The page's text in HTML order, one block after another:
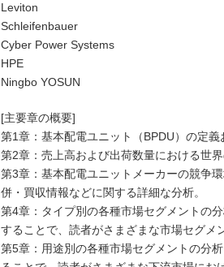
Leviton
Schleifenbauer
Cyber Power Systems
HPE
Ningbo YOSUN
[主要章の概要]
第1章：基本配電ユニット（BPDU）の定義
第2章：売上高および出荷数量における世
第3章：基本配電ユニットメーカーの競争
併・買収情報などに関する詳細な分析。
第4章：タイプ別の各種市場セグメントの
することで、読者がさまざまな市場セグメ
第5章：用途別の各種市場セグメントの分